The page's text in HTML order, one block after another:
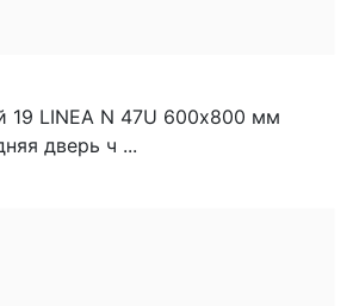
19 LINEA N 47U 600х800 мм
дверь ч ...